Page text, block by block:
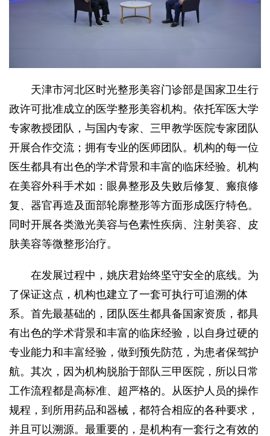
天津市河北区时光整形美容门诊部是国家卫生行
政许可批准成立的医学整形美容机构。依托军医大学
专家教授团队，与国内专家、三甲教学医院专家团队
开展合作交流；拥有专业的医师团队。机构的每一位
医生都具有出色的学术背景和丰富的临床经验。机构
在美容外科手术如：眼鼻整形及失败后修复、瘢痕修
复、器官再造及面部轮廓整形等方面形成医疗特色。
同时开展各类激光美容与色素性疾病、注射美容、皮
肤美容等微整形治疗。
在发展过程中，姚庆君始终坚守安全的底线。为
了保证这点，机构也建立了一套可执行可追溯的体
系。首先最基础的，团队医生都具备国家资质，都具
有出色的学术背景和丰富的临床经验，以自身过硬的
专业能力和丰富经验，做到预先防范，为患者保驾护
航。其次，因为机构脱胎于部队三甲医院，所以日常
工作流程都是高标准、超严格的。从医护人员的操作
规程，到所用药品和器械，都符合相应的各种要求，
并且可以溯源。最重要的，是机构有一套行之有效的